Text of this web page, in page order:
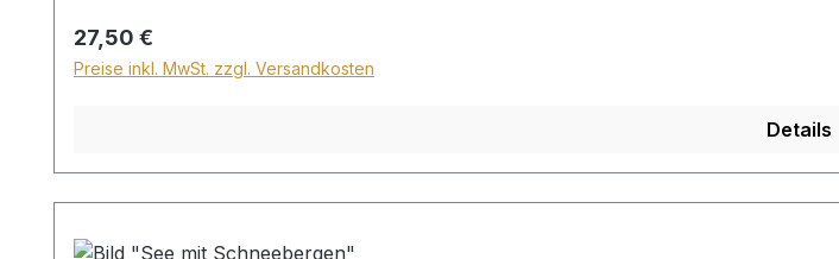
Regulärer Preis:
27,50 €
Preise inkl. MwSt. zzgl. Versandkosten
Details